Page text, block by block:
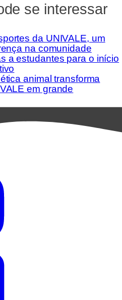
se interessar
da UNIVALE, um
na comunidade
a estudantes para o início
animal transforma
em grande